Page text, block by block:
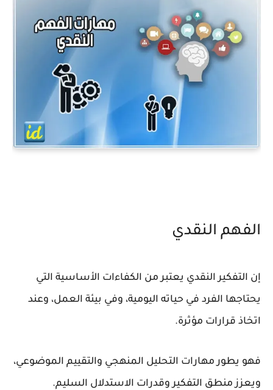
الفهم النقدي
إن التفكير النقدي يعتبر من الكفاءات الأساسية التي
يحتاجها الفرد في حياته اليومية، وفي بيئة العمل، وعند
اتخاذ قرارات مؤثرة.
فهو يطور مهارات التحليل المنهجي والتقييم الموضوعي،
ويعزز منطق التفكير وقدرات الاستدلال السليم.